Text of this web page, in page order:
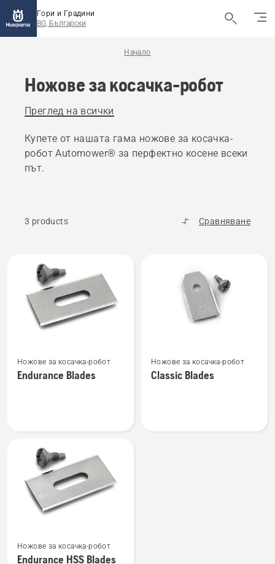
Гори и Градини
BG, Български
Начало
Ножове за косачка-робот
Преглед на всички
Купете от нашата гама ножове за косачка-
робот Automower® за перфектно косене всеки
път.
3 products Сравняване
products
повече
подробности
Ножове за косачка-робот
Endurance Blades
повече
подробности
Ножове за косачка-робот
Classic Blades
повече
Ножове за косачка-робот
Endurance HSS Blades